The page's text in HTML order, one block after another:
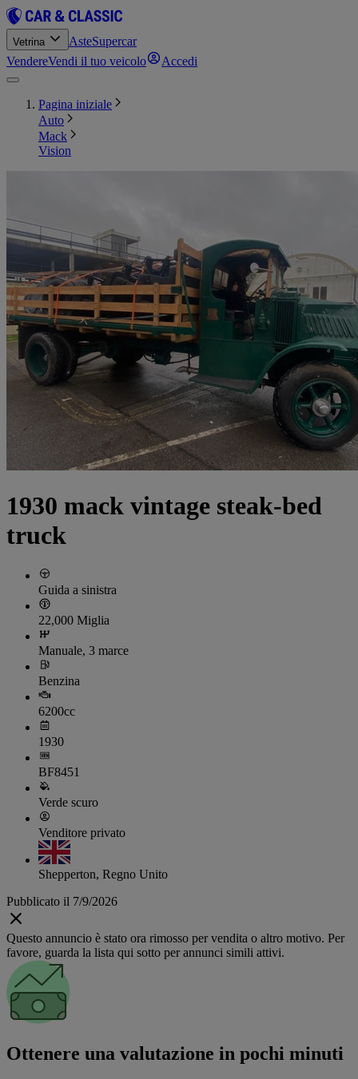
Vetrina AsteSupercar
VendereVendi il tuo veicolo Accedi
Pagina iniziale
Auto
Mack
Vision
1930 mack vintage steak-bed
truck
Guida a sinistra
22,000 Miglia
Manuale, 3 marce
Benzina
6200cc
1930
BF8451
Verde scuro
Venditore privato
Shepperton, Regno Unito
Pubblicato il 7/9/2026
Questo annuncio è stato ora rimosso per vendita o altro motivo. Per
favore, guarda la lista qui sotto per annunci simili attivi.
Ottenere una valutazione in pochi minuti